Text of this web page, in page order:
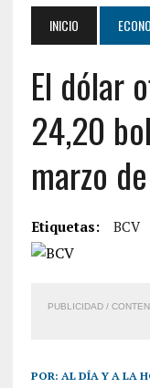
INICIO
El dólar
24,20
marzo
Etiquetas: BCV
PUBLICIDAD /
POR: AL DÍA Y A LA